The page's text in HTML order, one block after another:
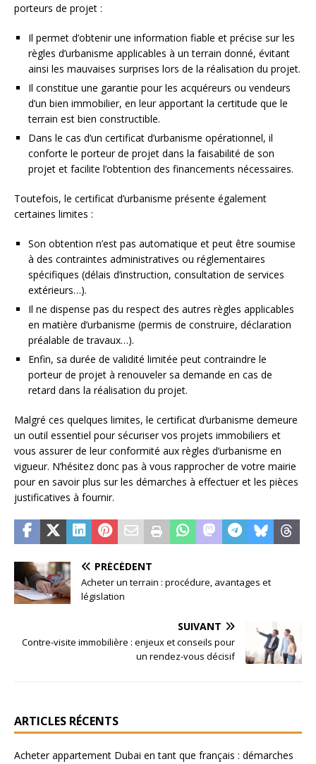
porteurs de projet :
Il permet d’obtenir une information fiable et précise sur les
règles d’urbanisme applicables à un terrain donné, évitant
ainsi les mauvaises surprises lors de la réalisation du projet.
Il constitue une garantie pour les acquéreurs ou vendeurs
d’un bien immobilier, en leur apportant la certitude que le
terrain est bien constructible.
Dans le cas d’un certificat d’urbanisme opérationnel, il
conforte le porteur de projet dans la faisabilité de son
projet et facilite l’obtention des financements nécessaires.
Toutefois, le certificat d’urbanisme présente également
certaines limites :
Son obtention n’est pas automatique et peut être soumise
à des contraintes administratives ou réglementaires
spécifiques (délais d’instruction, consultation de services
extérieurs…).
Il ne dispense pas du respect des autres règles applicables
en matière d’urbanisme (permis de construire, déclaration
préalable de travaux…).
Enfin, sa durée de validité limitée peut contraindre le
porteur de projet à renouveler sa demande en cas de
retard dans la réalisation du projet.
Malgré ces quelques limites, le certificat d’urbanisme demeure
un outil essentiel pour sécuriser vos projets immobiliers et
vous assurer de leur conformité aux règles d’urbanisme en
vigueur. N’hésitez donc pas à vous rapprocher de votre mairie
pour en savoir plus sur les démarches à effectuer et les pièces
justificatives à fournir.
PRÉCÉDENT
Acheter un terrain : procédure, avantages et
législation
SUIVANT
Contre-visite immobilière : enjeux et conseils pour
un rendez-vous décisif
ARTICLES RÉCENTS
Acheter appartement Dubai en tant que français : démarches